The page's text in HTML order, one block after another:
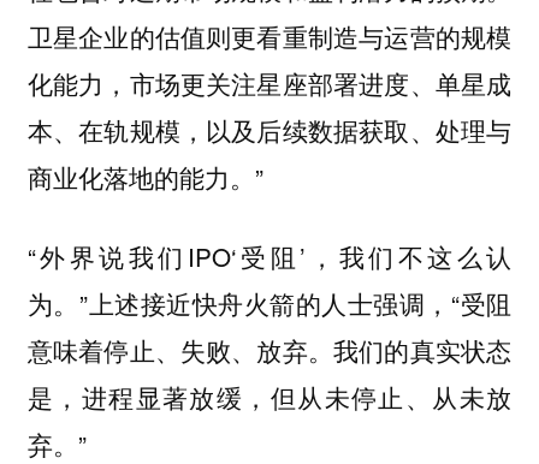
卫星企业的估值则更看重制造与运营的规模
化能力，市场更关注星座部署进度、单星成
本、在轨规模，以及后续数据获取、处理与
商业化落地的能力。”
“外界说我们IPO‘受阻’，我们不这么认
为。”上述接近快舟火箭的人士强调，“受阻
意味着停止、失败、放弃。我们的真实状态
是，进程显著放缓，但从未停止、从未放
弃。”